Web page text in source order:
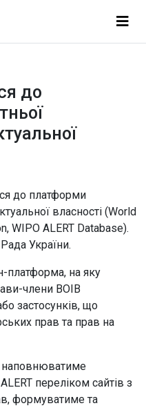
до
до платформи
власності (World
WIPO ALERT Database).
України.
платформа, на яку
члени ВОІВ
застосунків, що
прав та прав на
наповнюватиме
переліком сайтів з
формуватиме та